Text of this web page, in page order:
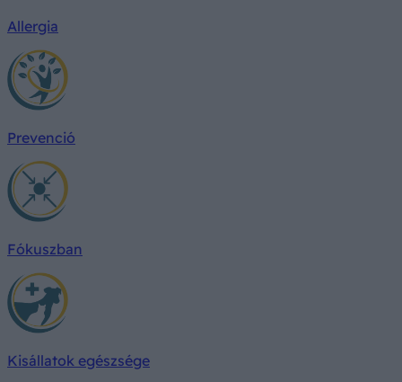
Allergia
Prevenció
Fókuszban
Kisállatok egészsége